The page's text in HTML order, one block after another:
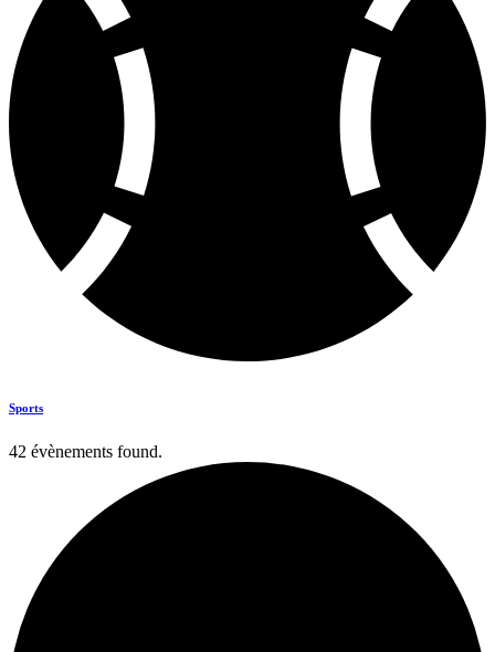
Sports
42 évènements found.